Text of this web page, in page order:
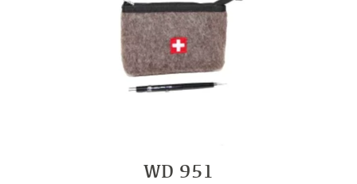
WD 951